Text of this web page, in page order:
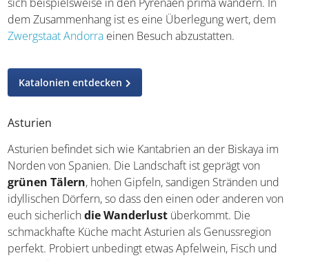
dem Zusammenhang ist es eine Überlegung wert, dem
Zwergstaat Andorraeinen Besuch abzustatten.
Katalonien entdecken
Norden von Spanien. Die Landschaft ist geprägt von
grünen Tälern, hohen Gipfeln, sandigen Stränden und
idyllischen Dörfern, so dass den einen oder anderen von
euch sicherlichdie Wanderlustüberkommt. Die
schmackhafte Küche macht Asturien als Genussregion
perfekt. Probiert unbedingt etwas Apfelwein, Fisch und
Meeresfrüchte sowie Käse.